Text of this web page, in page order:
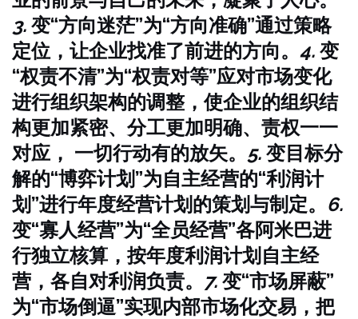
3. 变“方向迷茫”为“方向准确”通过策略
定位，让企业找准了前进的方向。 4. 变
“权责不清”为“权责对等”应对市场变化
进行组织架构的调整，使企业的组织结
构更加紧密、分工更加明确、责权一一
对应， 一切行动有的放矢。 5. 变目标分
解的“博弈计划”为自主经营的“利润计
划”进行年度经营计划的策划与制定。 6.
变“寡人经营”为“全员经营”各阿米巴进
行独立核算，按年度利润计划自主经
营，各自对利润负责。
7. 变“市场屏蔽”
为“市场倒逼”实现内部市场化交易，把